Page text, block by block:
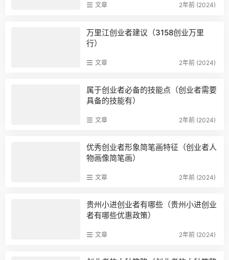
文章 2年前 (2024)
万里江创业者建议（3158创业万里
行）
文章 2年前 (2024)
属于创业者必备的技能点（创业者需要
具备的技能有）
文章 2年前 (2024)
优秀创业者形象简笔画特征（创业者人
物画像简笔画）
文章 2年前 (2024)
贵州小进创业者有哪些（贵州小进创业
者有哪些优惠政策）
文章 2年前 (2024)